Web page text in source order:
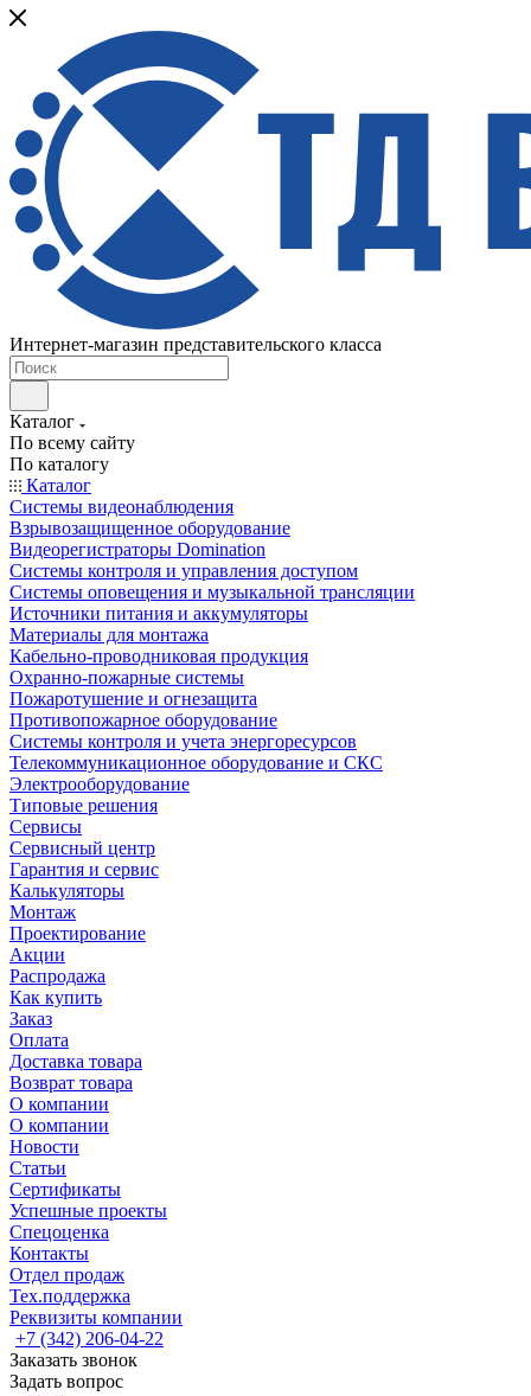
Интернет-магазин представительского класса
Каталог
По всему сайту
По каталогу
Каталог
Системы видеонаблюдения
Взрывозащищенное оборудование
Видеорегистраторы Domination
Системы контроля и управления доступом
Системы оповещения и музыкальной трансляции
Источники питания и аккумуляторы
Материалы для монтажа
Кабельно-проводниковая продукция
Охранно-пожарные системы
Пожаротушение и огнезащита
Противопожарное оборудование
Системы контроля и учета энергоресурсов
Телекоммуникационное оборудование и СКС
Электрооборудование
Типовые решения
Сервисы
Сервисный центр
Гарантия и сервис
Калькуляторы
Монтаж
Проектирование
Акции
Распродажа
Как купить
Заказ
Оплата
Доставка товара
Возврат товара
О компании
О компании
Новости
Статьи
Сертификаты
Успешные проекты
Спецоценка
Контакты
Отдел продаж
Тех.поддержка
Реквизиты компании
+7 (342) 206-04-22
Заказать звонок
Задать вопрос